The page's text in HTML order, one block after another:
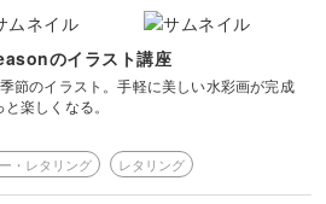
のイラスト講座
節のイラスト。手軽に美しい水彩画が完成
楽しくなる。
・レタリング レタリング